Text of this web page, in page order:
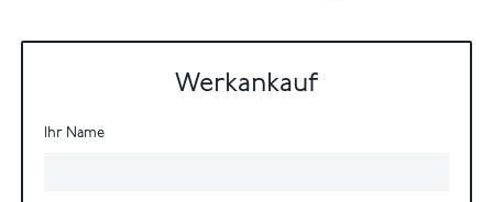
Werkankauf
Ihr Name